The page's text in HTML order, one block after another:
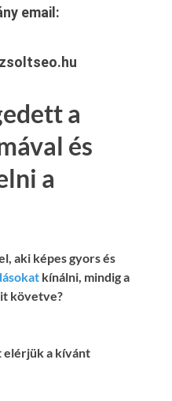
email:
a
és
a
aki képes gyors és
kínálni, mindig a
követve?
elérjük a kívánt